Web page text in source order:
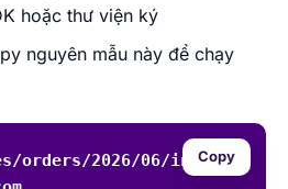
hoặc thư viện ký
nguyên mẫu này để chạy
orders/2026/06/invoice.pdf
Copy